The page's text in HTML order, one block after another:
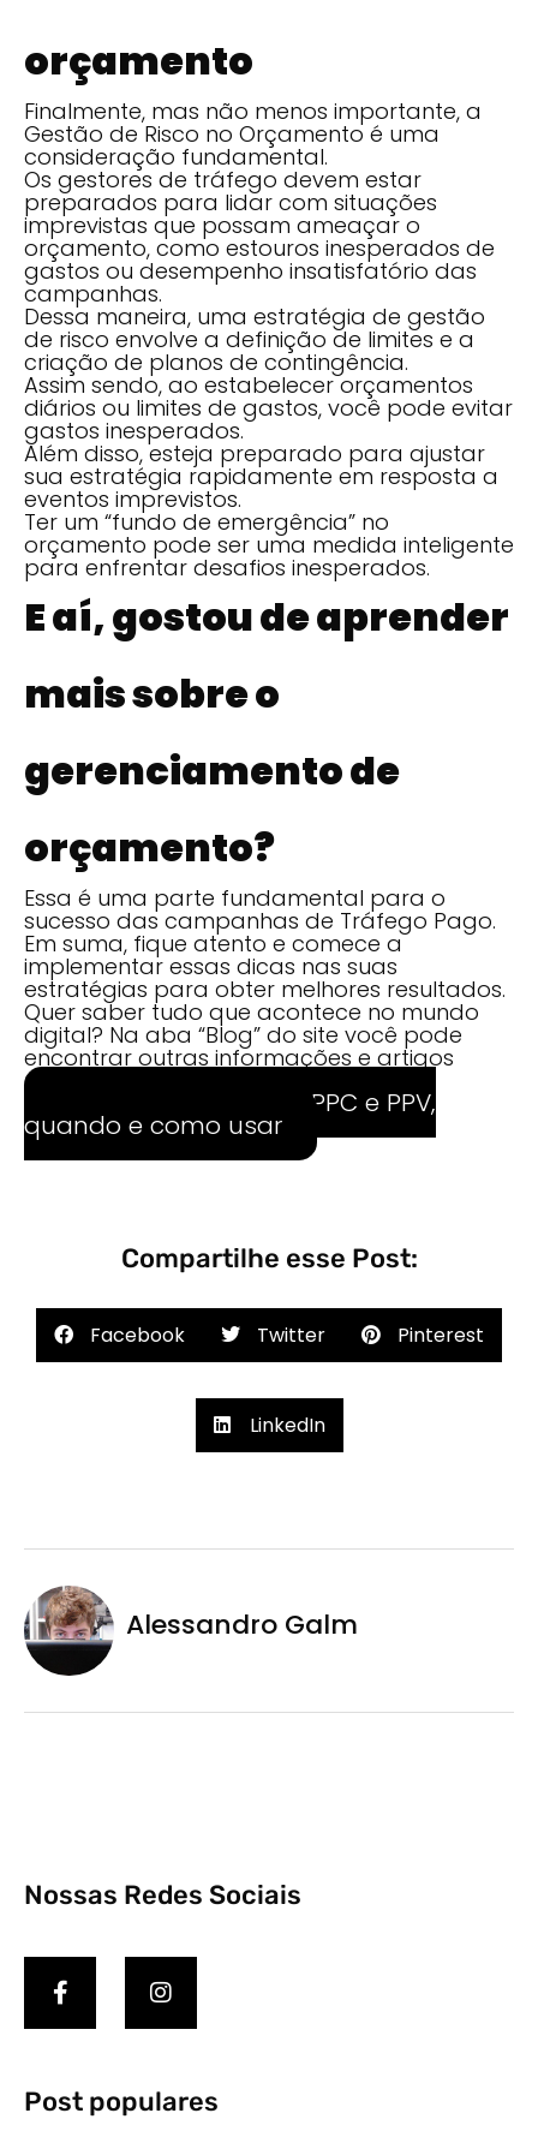
orçamento
Finalmente, mas não menos importante, a
Gestão de Risco no Orçamento é uma
consideração fundamental.
Os gestores de tráfego devem estar
preparados para lidar com situações
imprevistas que possam ameaçar o
orçamento, como estouros inesperados de
gastos ou desempenho insatisfatório das
campanhas.
Dessa maneira, uma estratégia de gestão
de risco envolve a definição de limites e a
criação de planos de contingência.
Assim sendo, ao estabelecer orçamentos
diários ou limites de gastos, você pode evitar
gastos inesperados.
Além disso, esteja preparado para ajustar
sua estratégia rapidamente em resposta a
eventos imprevistos.
Ter um “fundo de emergência” no
orçamento pode ser uma medida inteligente
para enfrentar desafios inesperados.
E aí, gostou de aprender
mais sobre o
gerenciamento de
orçamento?
Essa é uma parte fundamental para o
sucesso das campanhas de Tráfego Pago.
Em suma, fique atento e comece a
implementar essas dicas nas suas
estratégias para obter melhores resultados.
Quer saber tudo que acontece no mundo
digital? Na aba “Blog” do site você pode
encontrar outras informações e artigos
relevantes.
O que são anúncios PPC e PPV,
quando e como usar
Compartilhe esse Post:
Facebook Twitter Pinterest
LinkedIn
Alessandro Galm
Nossas Redes Sociais
Post populares